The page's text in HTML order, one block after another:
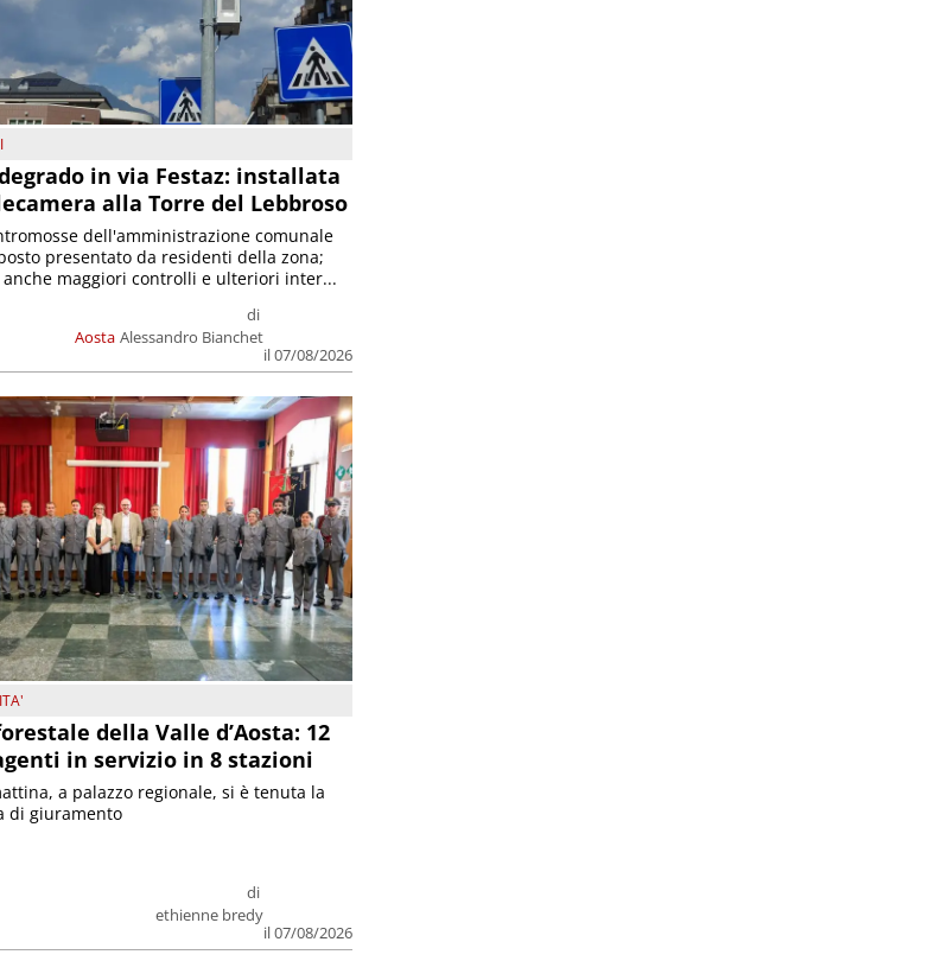
in via Festaz: installata
alla Torre del Lebbroso
Aosta
di
Alessandro Bianchet
il 07/08/2026
dell'amministrazione comunale
presentato da residenti della zona;
anche maggiori controlli e ulteriori inter...
della Valle d’Aosta: 12
in servizio in 8 stazioni
di
ethienne bredy
il 07/08/2026
a palazzo regionale, si è tenuta la
di giuramento